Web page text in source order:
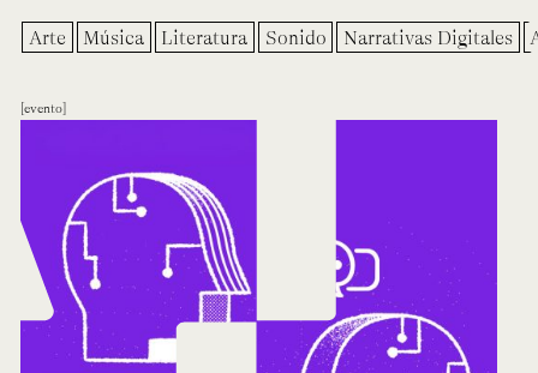
Arte Música Literatura Sonido Narrativas Digitales
evento